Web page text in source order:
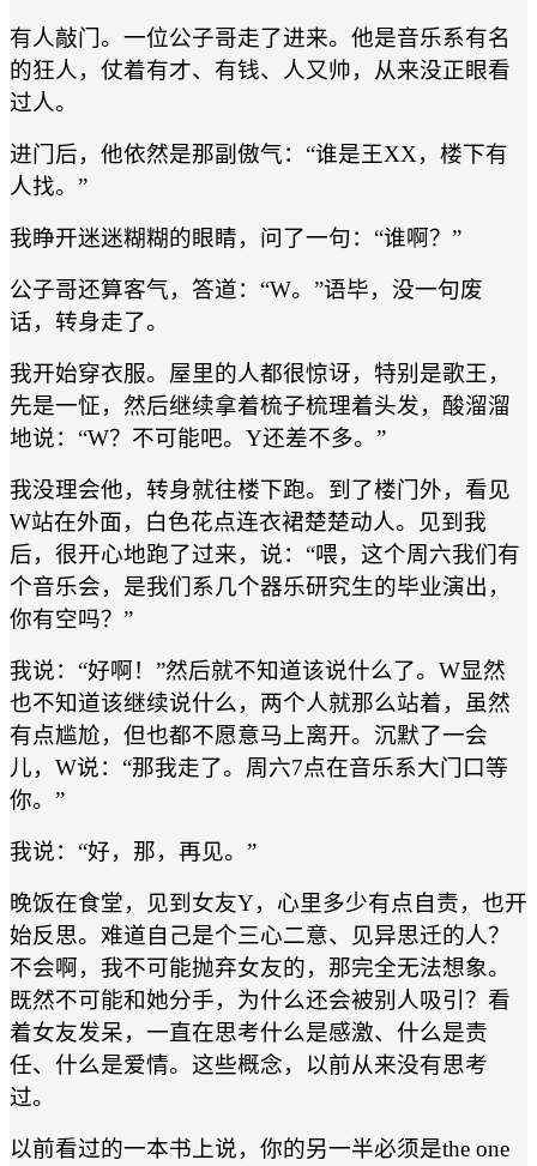
有人敲门。一位公子哥走了进来。他是音乐系有名
的狂人，仗着有才、有钱、人又帅，从来没正眼看
过人。
进门后，他依然是那副傲气：“谁是王XX，楼下有
人找。”
我睁开迷迷糊糊的眼睛，问了一句：“谁啊？”
公子哥还算客气，答道：“W。”语毕，没一句废
话，转身走了。
我开始穿衣服。屋里的人都很惊讶，特别是歌王，
先是一怔，然后继续拿着梳子梳理着头发，酸溜溜
地说：“W？不可能吧。Y还差不多。”
我没理会他，转身就往楼下跑。到了楼门外，看见
W站在外面，白色花点连衣裙楚楚动人。见到我
后，很开心地跑了过来，说：“喂，这个周六我们有
个音乐会，是我们系几个器乐研究生的毕业演出，
你有空吗？”
我说：“好啊！”然后就不知道该说什么了。W显然
也不知道该继续说什么，两个人就那么站着，虽然
有点尴尬，但也都不愿意马上离开。沉默了一会
儿，W说：“那我走了。周六7点在音乐系大门口等
你。”
我说：“好，那，再见。”
晚饭在食堂，见到女友Y，心里多少有点自责，也开
始反思。难道自己是个三心二意、见异思迁的人？
不会啊，我不可能抛弃女友的，那完全无法想象。
既然不可能和她分手，为什么还会被别人吸引？看
着女友发呆，一直在思考什么是感激、什么是责
任、什么是爱情。这些概念，以前从来没有思考
过。
以前看过的一本书上说，你的另一半必须是the one